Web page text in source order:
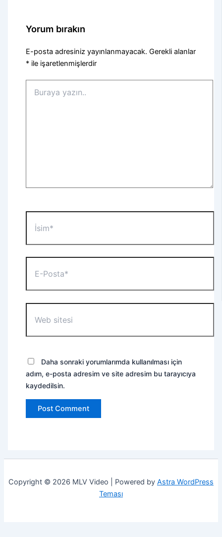
Yorum bırakın
E-posta adresiniz yayınlanmayacak. Gerekli alanlar
* ile işaretlenmişlerdir
yazın..
Posta*
sitesi
Daha sonraki yorumlarımda kullanılması için
adım, e-posta adresim ve site adresim bu tarayıcıya
kaydedilsin.
Copyright © 2026 MLV Video | Powered by Astra WordPress
Teması